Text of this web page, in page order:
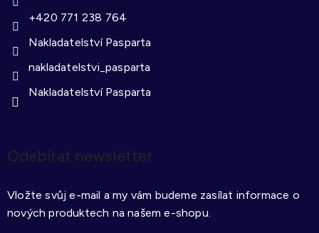
+420 771 238 764
Nakladatelství Pasparta
nakladatelstvi_pasparta
Nakladatelství Pasparta
Odebírat newsletter
Vložte svůj e-mail a my vám budeme zasílat informace o
nových produktech na našem e-shopu.